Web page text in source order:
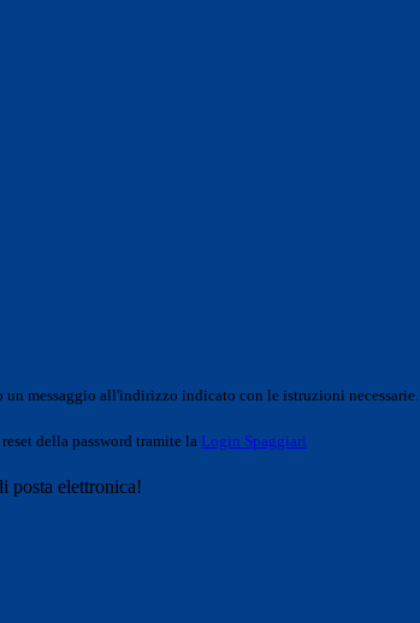
un messaggio all'indirizzo indicato con le istruzioni necessarie.
della password tramite la Login Spaggiari
posta elettronica!